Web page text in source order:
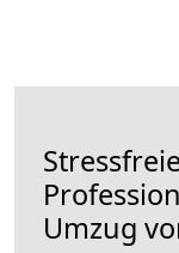
Umzug